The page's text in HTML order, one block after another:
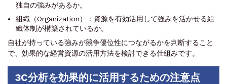
独自の強みがあるか。
組織（Organization）：資源を有効活用して強みを活かせる組
織体制が構築されているか。
自社が持っている強みが競争優位性につながるかを判断すること
で、効果的な経営資源の活用方法を検討できる仕組みです。
3C分析を効果的に活用するための注意点